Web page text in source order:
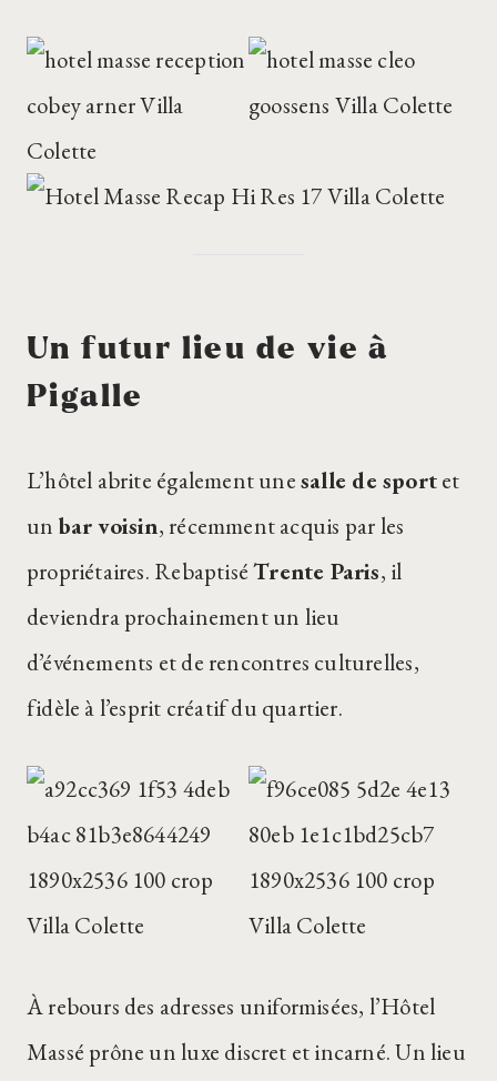
Un futur lieu de vie à
Pigalle
L’hôtel abrite également unesalle de sportet
un bar voisin, récemment acquis par les
propriétaires. RebaptiséTrente Paris, il
deviendra prochainement un lieu
d’événements et de rencontres culturelles,
fidèle à l’esprit créatif du quartier.
À rebours des adresses uniformisées, l’Hôtel
Massé prône un luxe discret et incarné. Un lieu